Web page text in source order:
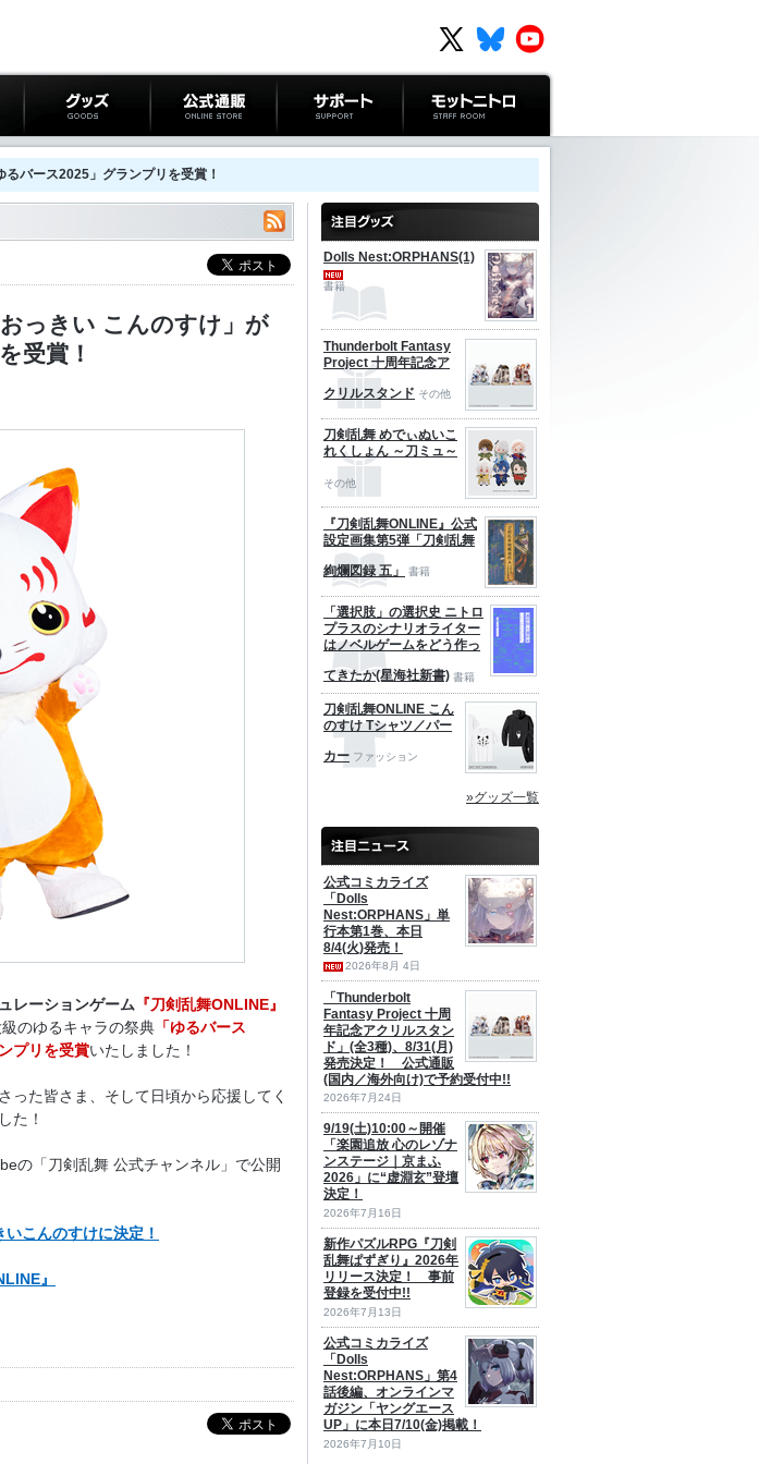
グッズ 公式通販 サポート モットニトロ
バース2025」グランプリを受賞！
おっきい こんのすけ」が
受賞！
レーションゲーム 『刀剣乱舞ONLINE』
のゆるキャラの祭典 「ゆるバース
プリを受賞いたしました！
った皆さま、そして日頃から応援してく
た！
の「刀剣乱舞 公式チャンネル」で公開
こんのすけに決定！
』
Dolls Nest:ORPHANS(1)
書籍
Thunderbolt Fantasy
Project 十周年記念ア
クリルスタンド その他
刀剣乱舞 めでぃぬいこ
れくしょん ～刀ミュ～
その他
『刀剣乱舞ONLINE』公式
設定画集第5弾「刀剣乱舞
絢爛図録 五」 書籍
「選択肢」の選択史 ニトロ
プラスのシナリオライター
はノベルゲームをどう作っ
てきたか(星海社新書) 書籍
刀剣乱舞ONLINE こん
のすけ Tシャツ／パー
カー ファッション
»グッズ一覧
公式コミカライズ
「Dolls
Nest:ORPHANS」単
行本第1巻、本日
8/4(火)発売！
2026年8月 4日
「Thunderbolt
Fantasy Project 十周
年記念アクリルスタン
ド」(全3種)、8/31(月)
発売決定！ 公式通販
(国内／海外向け)で予約受付中!!
2026年7月24日
9/19(土)10:00～開催
「楽園追放 心のレゾナ
ンステージ｜京まふ
2026」に“虚淵玄”登壇
決定！
2026年7月16日
新作パズルRPG『刀剣
乱舞ぱずぎり』2026年
リリース決定！ 事前
登録を受付中!!
2026年7月13日
公式コミカライズ
「Dolls
Nest:ORPHANS」第4
話後編、オンラインマ
ガジン「ヤングエース
UP」に本日7/10(金)掲載！
2026年7月10日